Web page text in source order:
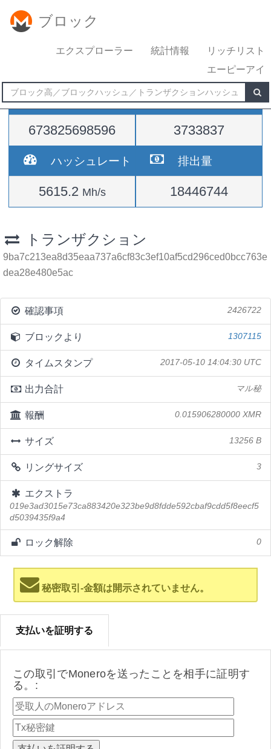
ブロック
エクスプローラー 統計情報
リッチリスト
エーピーアイ
難易度
673825698596
高さ
3733837
ハッシュレート
5615.2 Mh/s
排出量
18446744
トランザクション
9ba7c213ea8d35eaa737a6cf83c3ef10af5cd296ced0bcc763e
dea28e480e5ac
確認事項 2426722
ブロックより 1307115
タイムスタンプ 2017-05-10 14:04:30 UTC
出力合計 マル秘
報酬 0.015906280000 XMR
サイズ 13256 B
リングサイズ 3
エクストラ
019e3ad3015e73ca883420e323be9d8fdde592cbaf9cdd5f8eecf5
d5039435f9a4
ロック解除 0
秘密取引-金額は開示されていません。
支払いを証明する
この取引でMoneroを送ったことを相手に証明す
る。: